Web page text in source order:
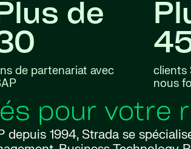
de
de partenariat avec
clients
nous
pour votre
depuis 1994, Strada se